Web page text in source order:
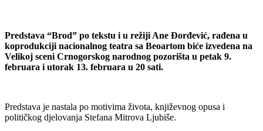
Predstava “Brod” po tekstu i u režiji Ane Đorđević, rađena u
koprodukciji nacionalnog teatra sa Beoartom biće izvedena na
Velikoj sceni Crnogorskog narodnog pozorišta u petak 9.
februara i utorak 13. februara u 20 sati.
Predstava je nastala po motivima života, književnog opusa i
političkog djelovanja Stefana Mitrova Ljubiše.